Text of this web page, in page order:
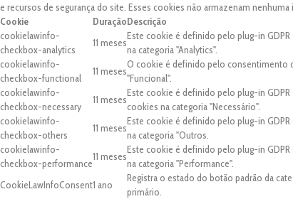
e recursos de segurança do site. Esses cookies não armazenam
Cookie
DuraçãoDescrição
cookielawinfo-
checkbox-analytics
11 meses
Este cookie é definido pelo plug-in
na categoria "Analytics".
cookielawinfo-
checkbox-functional
11 meses
O cookie é definido pelo consentimento
"Funcional".
cookielawinfo-
checkbox-necessary
11 meses
Este cookie é definido pelo plug-in
cookies na categoria "Necessário".
cookielawinfo-
checkbox-others
11 meses
Este cookie é definido pelo plug-in
na categoria "Outros.
cookielawinfo-
checkbox-performance
11 meses
Este cookie é definido pelo plug-in
na categoria "Performance".
CookieLawInfoConsent1 ano
Registra o estado do botão padrão da
primário.